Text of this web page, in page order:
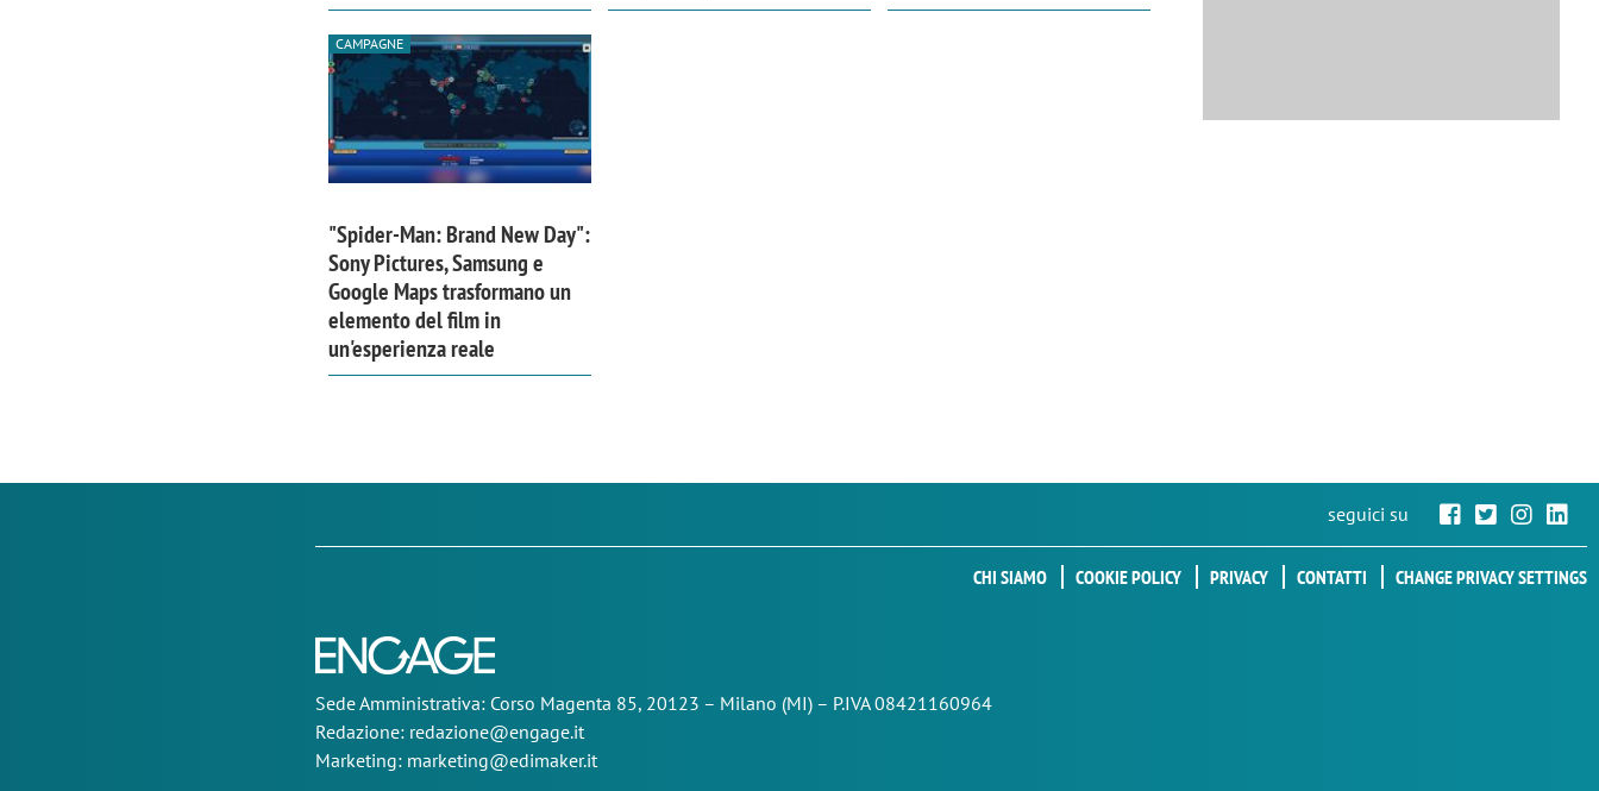
CAMPAGNE
"Spider-Man: Brand New Day":
Sony Pictures, Samsung e
Google Maps trasformano un
elemento del film in
un'esperienza reale
seguici su
CHI SIAMO COOKIE POLICY PRIVACY CONTATTI CHANGE PRIVACY SETTINGS
SedeAmministrativa: Corso Magenta 85, 20123 – Milano (MI) – P.IVA 08421160964
Redazione: redazione@engage.it
Marketing: marketing@edimaker.it